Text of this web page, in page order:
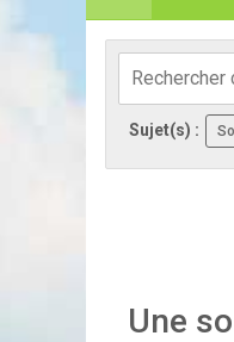
Sujet(s) :
Une